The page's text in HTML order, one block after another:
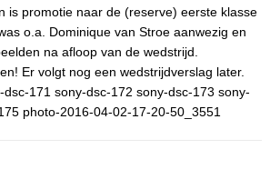
is promotie naar de (reserve) eerste klasse
o.a. Dominique van Stroe aanwezig en
na afloop van de wedstrijd.
Er volgt nog een wedstrijdverslag later.
171 sony-dsc-172 sony-dsc-173 sony-
photo-2016-04-02-17-20-50_3551